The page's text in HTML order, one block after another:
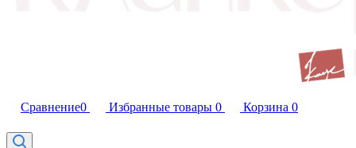
Сравнение0 Избранные товары 0 Корзина 0